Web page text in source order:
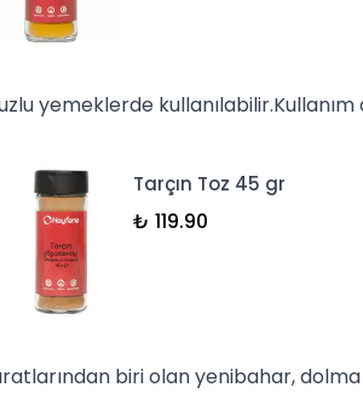
yemeklerde kullanılabilir.Kullanım
Tarçın Toz 45 gr
₺ 119.90
biri olanyenibahar, dolma